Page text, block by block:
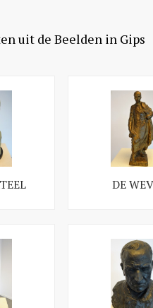
uit de Beelden in Gips
DE